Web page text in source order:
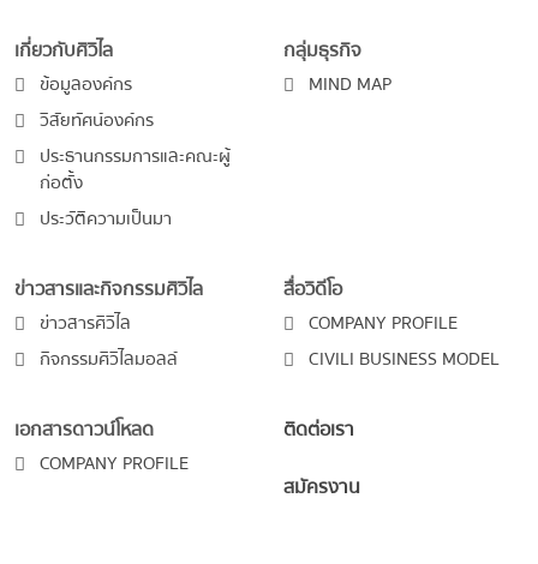
เกี่ยวกับศิวิไล
ข้อมูลองค์กร
วิสัยทัศน์องค์กร
ประธานกรรมการและคณะผู้
ก่อตั้ง
ประวัติความเป็นมา
กลุ่มธุรกิจ
MIND MAP
ข่าวสารและกิจกรรมศิวิไล
ข่าวสารศิวิไล
กิจกรรมศิวิไลมอลล์
สื่อวิดีโอ
COMPANY PROFILE
CIVILI BUSINESS MODEL
เอกสารดาวน์โหลด
COMPANY PROFILE
ติดต่อเรา
สมัครงาน